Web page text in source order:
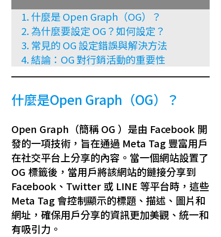
什麼是 Open Graph（OG）？
為什麼要設定 OG？如何設定？
常見的 OG 設定錯誤與解決方法
結論：OG 對行銷活動的重要性
什麼是Open Graph（OG）？
Open Graph（簡稱 OG ）是由 Facebook 開
發的一項技術，旨在通過 Meta Tag 豐富用戶
在社交平台上分享的內容。當一個網站設置了
OG 標籤後，當用戶將該網站的鏈接分享到
Facebook、Twitter 或 LINE 等平台時，這些
Meta Tag 會控制顯示的標題、描述、圖片和
網址，確保用戶分享的資訊更加美觀、統一和
有吸引力。